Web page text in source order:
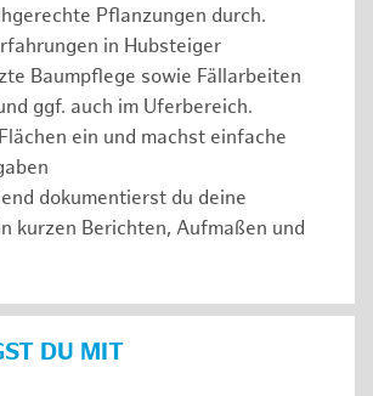
Pflanzungen durch.
in Hubsteiger
Baumpflege sowie Fällarbeiten
ggf. auch im Uferbereich.
ein und machst einfache
dokumentierst du deine
kurzen Berichten, Aufmaßen und
DU MIT